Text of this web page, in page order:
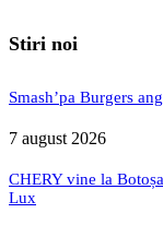
Stiri noi
Smash’pa Burgers
7 august 2026
CHERY vine la
Lux